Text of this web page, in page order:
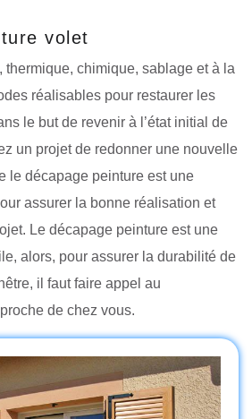
volet
thermique, chimique, sablage et à la
réalisables pour restaurer les
le but de revenir à l’état initial de
un projet de redonner une nouvelle
le décapage peinture est une
assurer la bonne réalisation et
Le décapage peinture est une
alors, pour assurer la durabilité de
il faut faire appel au
de chez vous.